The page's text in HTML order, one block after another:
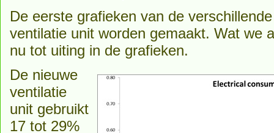
De eerste grafieken van de
ventilatie unit worden gemaakt. Wat we
nu tot uiting in de grafieken.
De nieuwe
ventilatie
unit gebruikt
17 tot 29%